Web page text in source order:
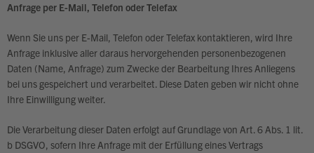
Anfrage per E-Mail, Telefon oder Telefax
Wenn Sie uns per E-Mail, Telefon oder Telefax kontaktieren, wird Ihre
Anfrage inklusive aller daraus hervorgehenden personenbezogenen
Daten (Name, Anfrage) zum Zwecke der Bearbeitung Ihres Anliegens
bei uns gespeichert und verarbeitet. Diese Daten geben wir nicht ohne
Ihre Einwilligung weiter.
Die Verarbeitung dieser Daten erfolgt auf Grundlage von Art. 6 Abs. 1 lit.
b DSGVO, sofern Ihre Anfrage mit der Erfüllung eines Vertrags